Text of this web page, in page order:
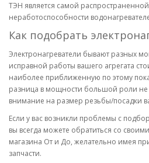
ТЭН является самой
неработоспособности
Как подобрать
Электронагреватели бывают разных
исправной работы вашего агрегата
наиболее приближенную по этому
разница в мощности большой роли не
внимание на размер резьбы/посадки
Если у вас возникли проблемы с
вы всегда можете обратиться со
магазина От и До, желательно имея
запчасти.